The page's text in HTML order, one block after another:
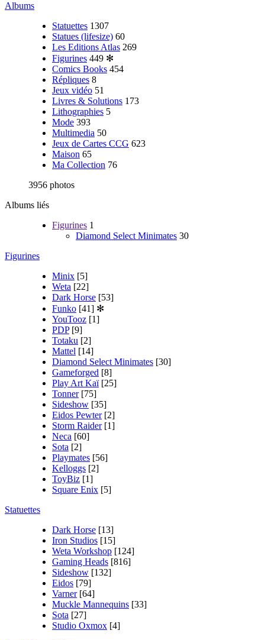
Albums
Statuettes 1307
Statues (lifesize) 60
Les Editions Atlas 269
Figurines 449 ✻
Comics Books 454
Répliques 8
Jeux vidéo 51
Livres & Solutions 173
Lithographies 5
Mode 393
Multimedia 50
Jeux de Cartes CCG 623
Maison 65
Ma Collection 76
3956 photos
Albums liés
Figurines 1
Diamond Select Minimates 30
Figurines
Minix [5]
Weta [22]
Dark Horse [53]
Funko [41] ✻
YouTooz [1]
PDP [9]
Totaku [2]
Mattel [14]
Diamond Select Minimates [30]
Gameforged [8]
Play Art Kaï [25]
Tonner [75]
Sideshow [35]
Eidos Pewter [2]
Storm Raider [1]
Neca [60]
Sota [2]
Playmates [56]
Kelloggs [2]
ToyBiz [1]
Square Enix [5]
Statuettes
Dark Horse [13]
Iron Studios [15]
Weta Workshop [124]
Gaming Heads [816]
Sideshow [132]
Eidos [79]
Varner [64]
Muckle Mannequins [33]
Sota [27]
Studio Oxmox [4]